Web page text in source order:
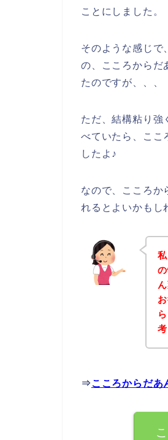
ことにしました。
そのような感じで
の、こころからだ
たのですが、、、
ただ、結構粘り強
べていたら、ここ
したよ♪
なので、こころか
れるとよいかもし
⇒こころからだあ